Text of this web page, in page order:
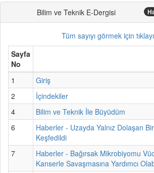
Bilim ve Teknik E-Dergisi
Tüm sayıyı görmek için
Sayfa
No
1
Giriş
2
İçindekiler
4
Bilim ve Teknik İle Büyüdüm
6
Haberler - Uzayda Yalnız Dolaşan
Keşfedildi
7
Haberler - Bağırsak Mikrobiyomu
Kanserle Savaşmasına Yardımcı